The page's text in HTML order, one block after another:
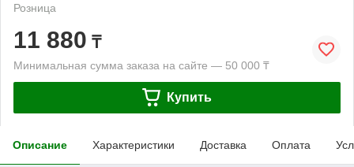
Розница
11 880 ₸
Минимальная сумма заказа на сайте — 50 000 ₸
Купить
Описание Характеристики Доставка Оплата